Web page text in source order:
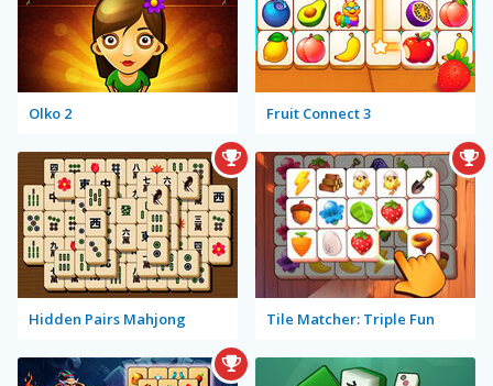
Olko 2 Fruit Connect 3
Hidden Pairs Mahjong Tile Matcher: Triple Fun